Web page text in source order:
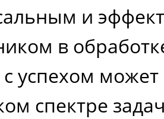
и
в
успехом может
спектре